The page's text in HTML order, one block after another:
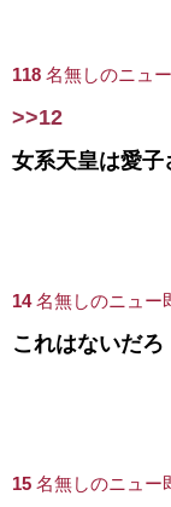
118 名無しのニュ
>>12
女系天皇は愛子
14 名無しのニュー
これはないだろ
15 名無しのニュー